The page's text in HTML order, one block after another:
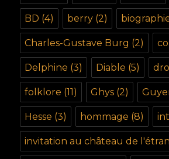
BD (4) berry (2)
Charles-Gustave Burg (2)
Delphine (3) Diable (5)
folklore (11) Ghys (2)
Hesse (3) hommage (8)
invitation au château de